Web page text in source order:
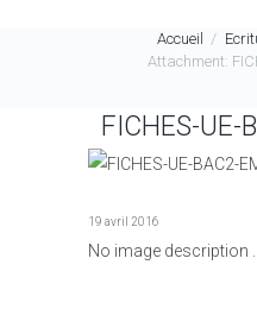
Accueil
Attachment:
FICHES-UE-
19 avril 2016
No image description ...